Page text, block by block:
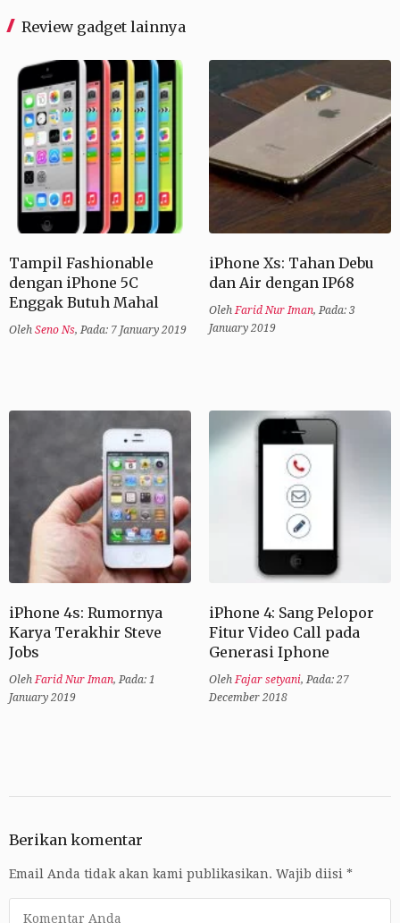
Review gadget lainnya
Tampil Fashionable
dengan iPhone 5C
Enggak Butuh Mahal
Oleh Seno Ns,Pada: 7 January 2019
iPhone Xs: Tahan Debu
dan Air dengan IP68
OlehFarid Nur Iman,Pada: 3
January 2019
iPhone 4s: Rumornya
Karya Terakhir Steve
Jobs
OlehFarid Nur Iman,Pada: 1
January 2019
iPhone 4: Sang Pelopor
Fitur Video Call pada
Generasi Iphone
OlehFajar setyani,Pada: 27
December 2018
Berikan komentar
Email Anda tidak akan kami publikasikan. Wajib diisi *